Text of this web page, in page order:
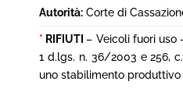
Autorità: Corte di
* RIFIUTI– Veicoli fuori uso
1 d.lgs. n. 36/2003 e 256,
uno stabilimento produttivo